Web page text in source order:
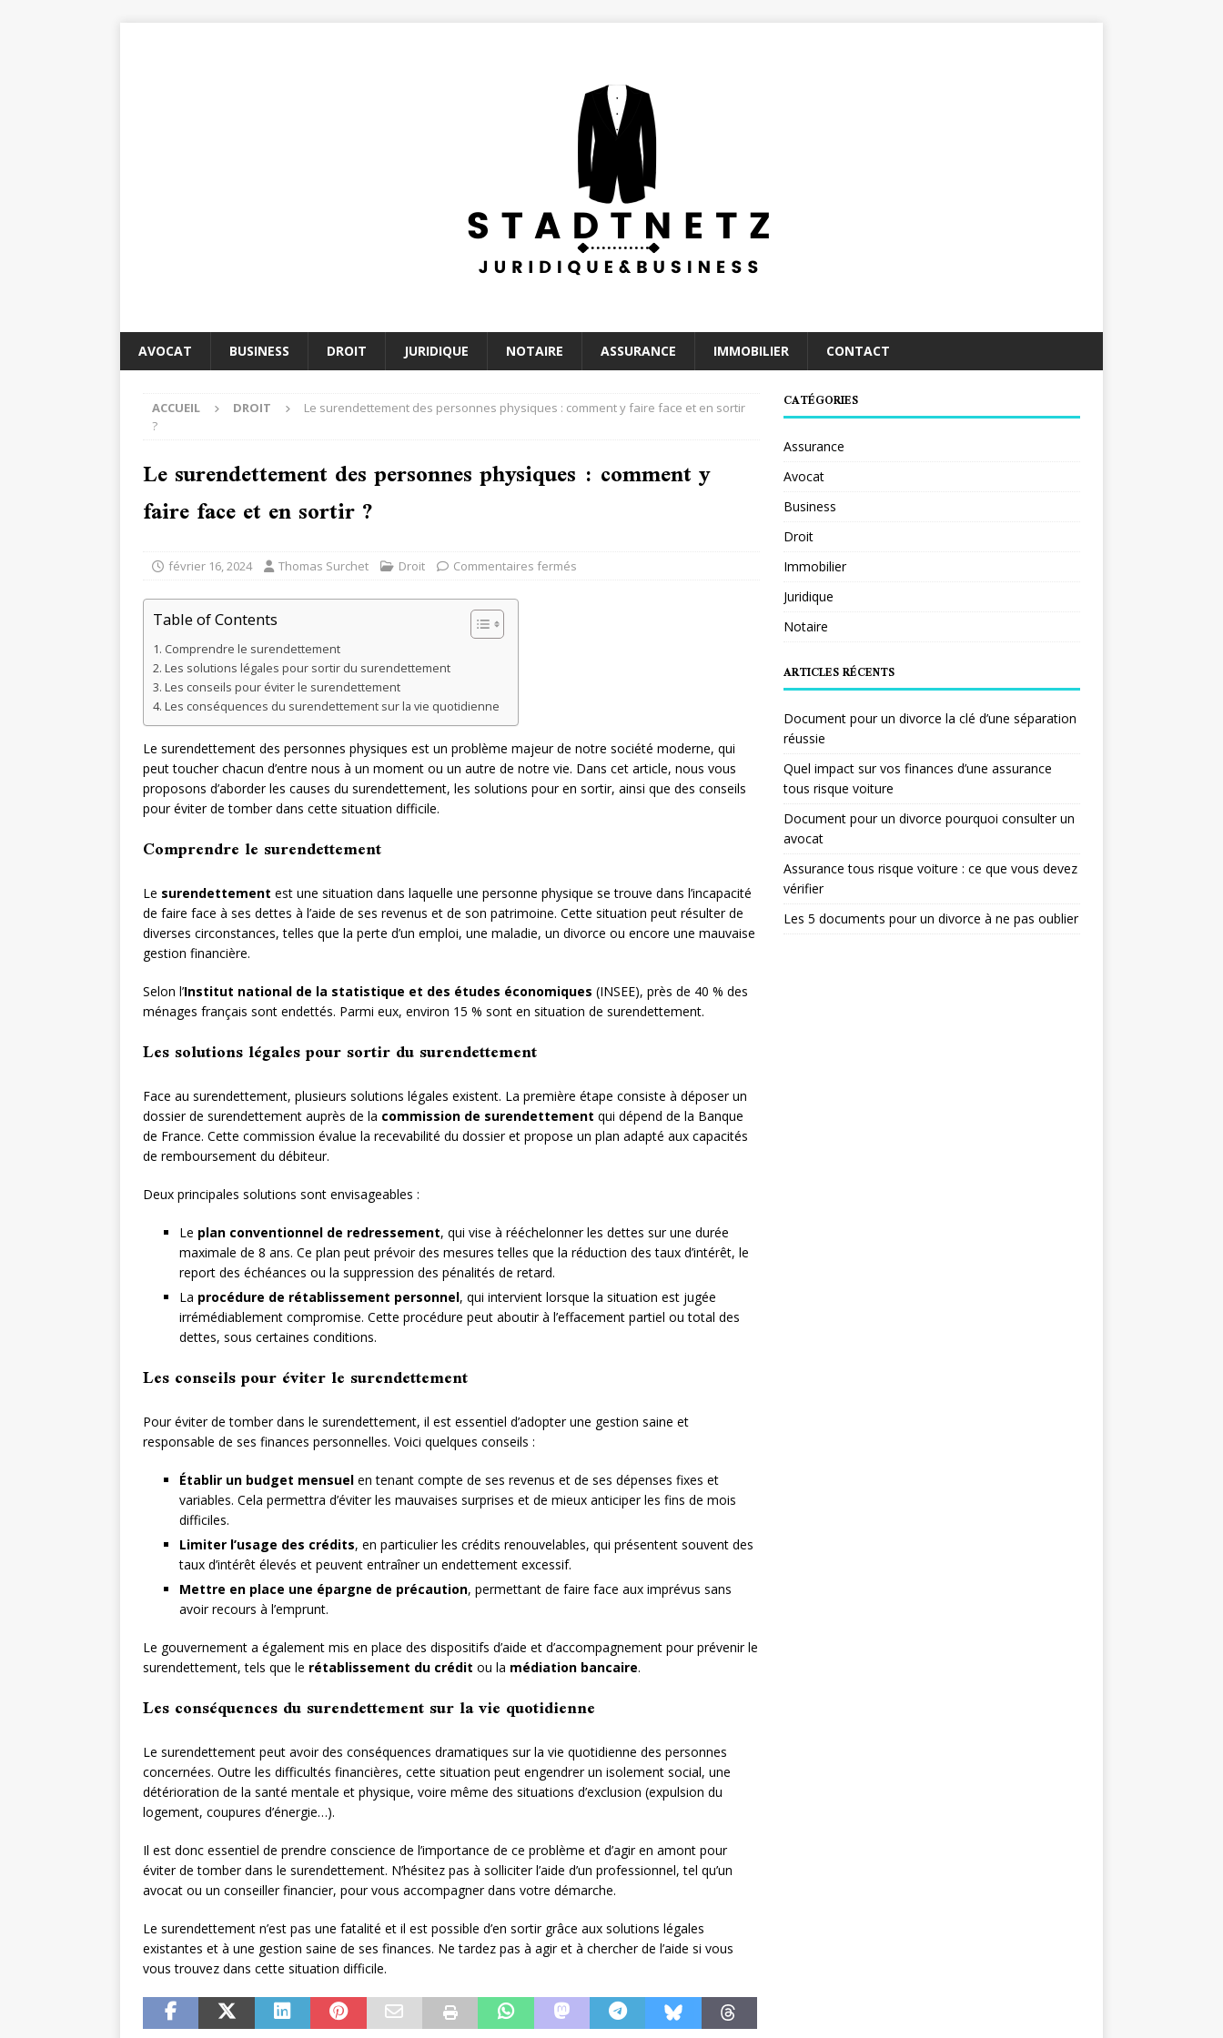
AVOCAT BUSINESS DROIT JURIDIQUE NOTAIRE ASSURANCE IMMOBILIER CONTACT
ACCUEIL DROIT
Le surendettement des personnes physiques : comment y faire face et en sortir
?
Le surendettement des personnes physiques : comment y
faire face et en sortir ?
février 16, 2024 Thomas Surchet Droit Commentaires fermés
Table of Contents
Comprendre le surendettement
Les solutions légales pour sortir du surendettement
Les conseils pour éviter le surendettement
Les conséquences du surendettement sur la vie quotidienne
Le surendettement des personnes physiques est un problème majeur de notre société moderne, qui
peut toucher chacun d’entre nous à un moment ou un autre de notre vie. Dans cet article, nous vous
proposons d’aborder les causes du surendettement, les solutions pour en sortir, ainsi que des conseils
pour éviter de tomber dans cette situation difficile.
Comprendre le surendettement
Le surendettement est une situation dans laquelle une personne physique se trouve dans l’incapacité
de faire face à ses dettes à l’aide de ses revenus et de son patrimoine. Cette situation peut résulter de
diverses circonstances, telles que la perte d’un emploi, une maladie, un divorce ou encore une mauvaise
gestion financière.
Selon l’Institut national de la statistique et des études économiques (INSEE), près de 40 % des
ménages français sont endettés. Parmi eux, environ 15 % sont en situation de surendettement.
Les solutions légales pour sortir du surendettement
Face au surendettement, plusieurs solutions légales existent. La première étape consiste à déposer un
dossier de surendettement auprès de la commission de surendettement qui dépend de la Banque
de France. Cette commission évalue la recevabilité du dossier et propose un plan adapté aux capacités
de remboursement du débiteur.
Deux principales solutions sont envisageables :
Le plan conventionnel de redressement, qui vise à rééchelonner les dettes sur une durée
maximale de 8 ans. Ce plan peut prévoir des mesures telles que la réduction des taux d’intérêt, le
report des échéances ou la suppression des pénalités de retard.
La procédure de rétablissement personnel, qui intervient lorsque la situation est jugée
irrémédiablement compromise. Cette procédure peut aboutir à l’effacement partiel ou total des
dettes, sous certaines conditions.
Les conseils pour éviter le surendettement
Pour éviter de tomber dans le surendettement, il est essentiel d’adopter une gestion saine et
responsable de ses finances personnelles. Voici quelques conseils :
Établir un budget mensuel en tenant compte de ses revenus et de ses dépenses fixes et
variables. Cela permettra d’éviter les mauvaises surprises et de mieux anticiper les fins de mois
difficiles.
Limiter l’usage des crédits, en particulier les crédits renouvelables, qui présentent souvent des
taux d’intérêt élevés et peuvent entraîner un endettement excessif.
Mettre en place une épargne de précaution, permettant de faire face aux imprévus sans
avoir recours à l’emprunt.
Le gouvernement a également mis en place des dispositifs d’aide et d’accompagnement pour prévenir le
surendettement, tels que le rétablissement du crédit ou la médiation bancaire.
Les conséquences du surendettement sur la vie quotidienne
Le surendettement peut avoir des conséquences dramatiques sur la vie quotidienne des personnes
concernées. Outre les difficultés financières, cette situation peut engendrer un isolement social, une
détérioration de la santé mentale et physique, voire même des situations d’exclusion (expulsion du
logement, coupures d’énergie…).
Il est donc essentiel de prendre conscience de l’importance de ce problème et d’agir en amont pour
éviter de tomber dans le surendettement. N’hésitez pas à solliciter l’aide d’un professionnel, tel qu’un
avocat ou un conseiller financier, pour vous accompagner dans votre démarche.
Le surendettement n’est pas une fatalité et il est possible d’en sortir grâce aux solutions légales
existantes et à une gestion saine de ses finances. Ne tardez pas à agir et à chercher de l’aide si vous
vous trouvez dans cette situation difficile.
CATÉGORIES
Assurance
Avocat
Business
Droit
Immobilier
Juridique
Notaire
ARTICLES RÉCENTS
Document pour un divorce la clé d’une séparation
réussie
Quel impact sur vos finances d’une assurance
tous risque voiture
Document pour un divorce pourquoi consulter un
avocat
Assurance tous risque voiture : ce que vous devez
vérifier
Les 5 documents pour un divorce à ne pas oublier